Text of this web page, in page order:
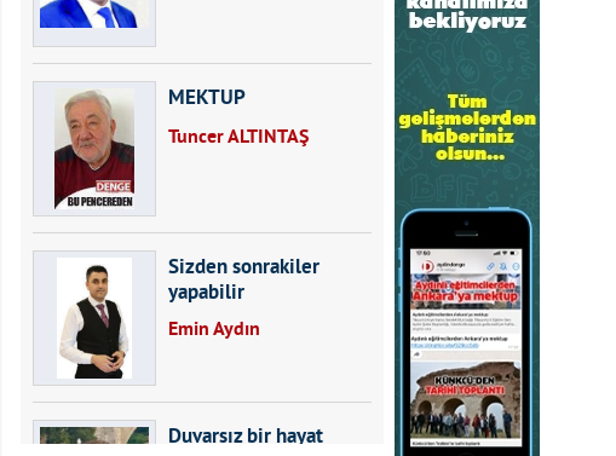
MEKTUP
Tuncer ALTINTAŞ
Sizden sonrakiler
yapabilir
Emin Aydın
Duvarsız bir hayat